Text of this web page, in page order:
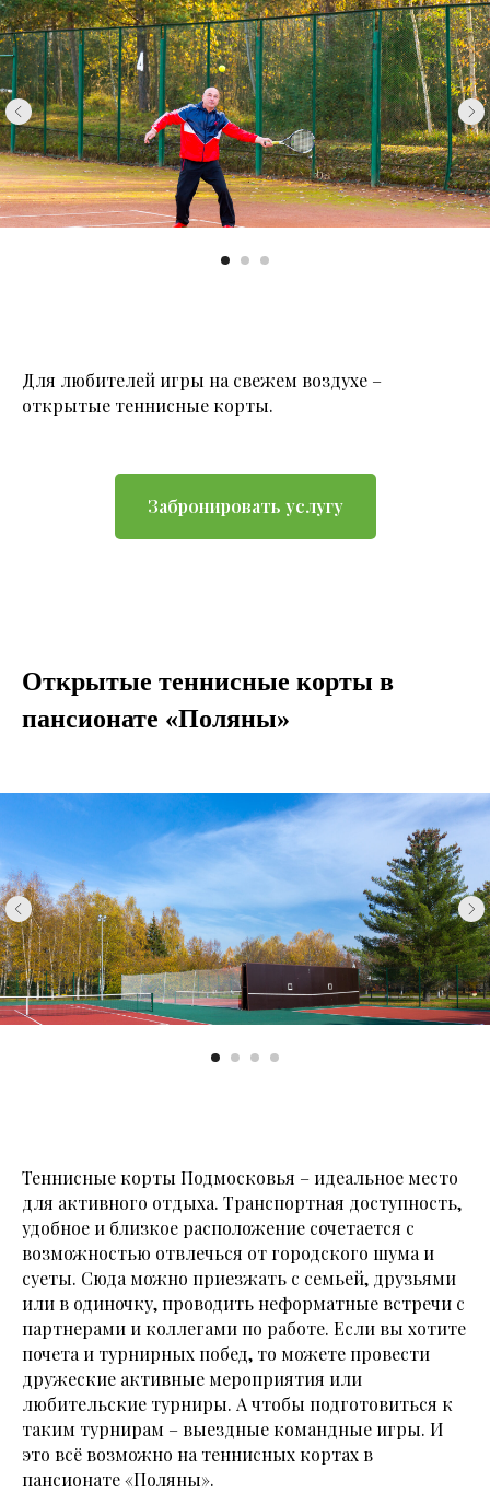
Для любителей игры на свежем воздухе –
открытые теннисные корты.
Забронировать услугу
Открытые теннисные корты в
пансионате «Поляны»
Теннисные корты Подмосковья – идеальное место
для активного отдыха. Транспортная доступность,
удобное и близкое расположение сочетается с
возможностью отвлечься от городского шума и
суеты. Сюда можно приезжать с семьей, друзьями
или в одиночку, проводить неформатные встречи с
партнерами и коллегами по работе. Если вы хотите
почета и турнирных побед, то можете провести
дружеские активные мероприятия или
любительские турниры. А чтобы подготовиться к
таким турнирам – выездные командные игры. И
это всё возможно на теннисных кортах в
пансионате «Поляны».